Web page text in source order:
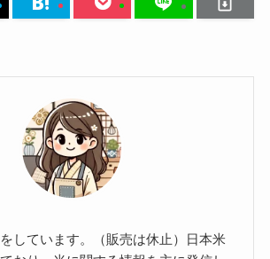
しています。（販売は休止）日本米